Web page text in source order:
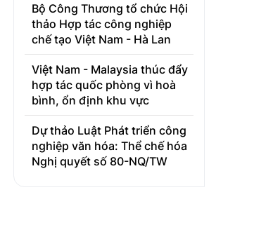
Bộ Công Thương tổ chức Hội
thảo Hợp tác công nghiệp
chế tạo Việt Nam - Hà Lan
Việt Nam - Malaysia thúc đẩy
hợp tác quốc phòng vì hoà
bình, ổn định khu vực
Dự thảo Luật Phát triển công
nghiệp văn hóa: Thể chế hóa
Nghị quyết số 80-NQ/TW